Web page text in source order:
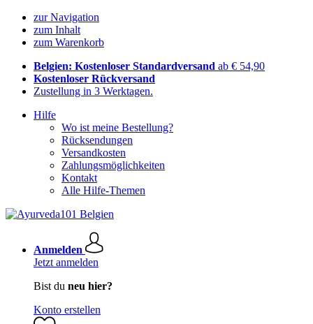
zur Navigation
zum Inhalt
zum Warenkorb
Belgien: Kostenloser Standardversand ab € 54,90
Kostenloser Rückversand
Zustellung in 3 Werktagen.
Hilfe
Wo ist meine Bestellung?
Rücksendungen
Versandkosten
Zahlungsmöglichkeiten
Kontakt
Alle Hilfe-Themen
Anmelden
Jetzt anmelden
Bist du neu hier?
Konto erstellen